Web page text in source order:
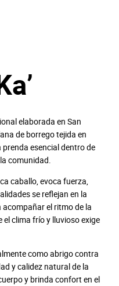
elaborada en San
de borrego tejida en
esencial dentro de
comunidad.
caballo, evoca fuerza,
se reflejan en la
el ritmo de la
el clima frío y lluvioso exige
como abrigo contra
y calidez natural de la
y brinda confort en el